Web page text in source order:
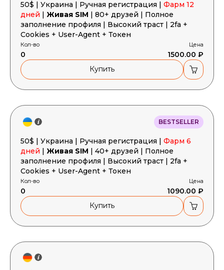
50$ | Украина | Ручная регистрация | Фарм 12
дней | Живая SIM | 80+ друзей | Полное
заполнение профиля | Высокий траст | 2fa +
Cookies + User-Agent + Токен
Кол-во
0
Цена
1500.00 ₽
Купить
BESTSELLER
50$ | Украина | Ручная регистрация | Фарм 6
дней | Живая SIM | 40+ друзей | Полное
заполнение профиля | Высокий траст | 2fa +
Cookies + User-Agent + Токен
Кол-во
0
Цена
1090.00 ₽
Купить
Корзина пустая